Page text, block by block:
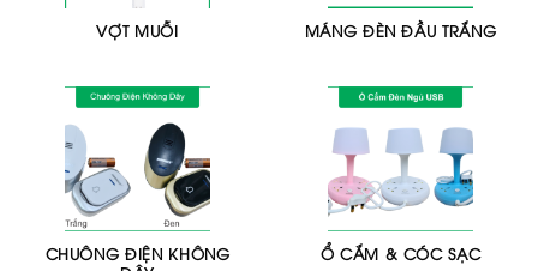
VỢT MUỖI MÁNG ĐÈN ĐẦU TRẮNG
CHUÔNG ĐIỆN KHÔNG
Ổ CẮM & CÓC SẠC